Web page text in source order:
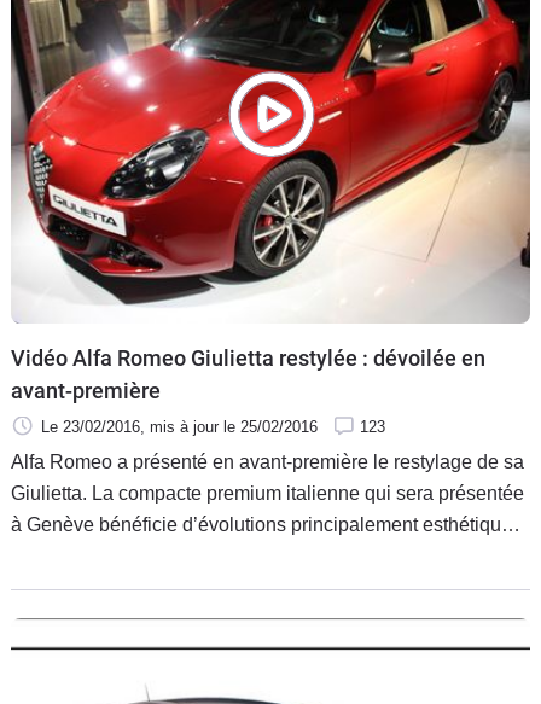
Vidéo Alfa Romeo Giulietta restylée : dévoilée en
avant-première
Le 23/02/2016, mis à jour le 25/02/2016 123
Alfa Romeo a présenté en avant-première le restylage de sa
Giulietta. La compacte premium italienne qui sera présentée
à Genève bénéficie d’évolutions principalement esthétiques.
ce nouveau modèle a été dévoilé et vous la fait découvrir en
vidéo.